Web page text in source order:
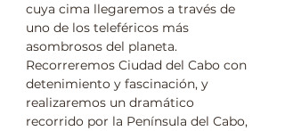
cuya cima llegaremos a través de
uno de los teleféricos más
asombrosos del planeta.
Recorreremos Ciudad del Cabo con
detenimiento y fascinación, y
realizaremos un dramático
recorrido por la Península del Cabo,